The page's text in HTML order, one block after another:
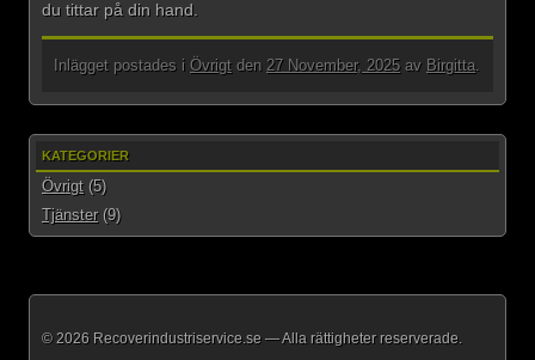
du tittar på din hand.
Inlägget postades i Övrigt den 27 November, 2025 av Birgitta.
KATEGORIER
Övrigt (5)
Tjänster(9)
© 2026 Recoverindustriservice.se — Alla rättigheter reserverade.